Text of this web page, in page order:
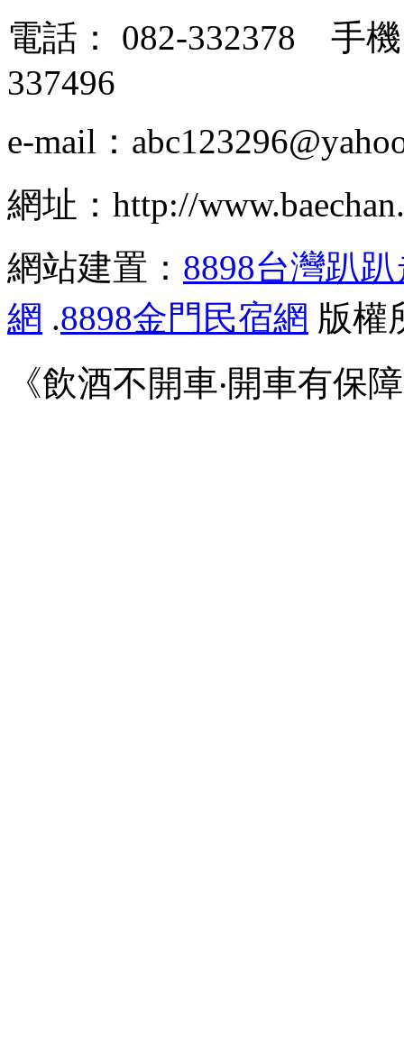
電話： 082-332378 手
337496
e-mail：
網址：http://
網站建置： 8898台灣趴
網 .8898金門民宿網 版權
《飲酒不開車‧開車有保